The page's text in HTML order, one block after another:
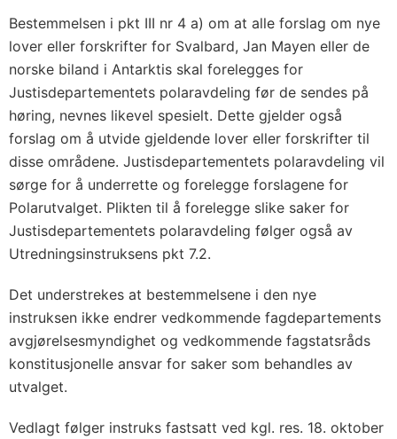
Bestemmelsen i pkt III nr 4 a) om at alle forslag om nye
lover eller forskrifter for Svalbard, Jan Mayen eller de
norske biland i Antarktis skal forelegges for
Justisdepartementets polaravdeling før de sendes på
høring, nevnes likevel spesielt. Dette gjelder også
forslag om å utvide gjeldende lover eller forskrifter til
disse områdene. Justisdepartementets polaravdeling vil
sørge for å underrette og forelegge forslagene for
Polarutvalget. Plikten til å forelegge slike saker for
Justisdepartementets polaravdeling følger også av
Utredningsinstruksens pkt 7.2.
Det understrekes at bestemmelsene i den nye
instruksen ikke endrer vedkommende fagdepartements
avgjørelsesmyndighet og vedkommende fagstatsråds
konstitusjonelle ansvar for saker som behandles av
utvalget.
Vedlagt følger instruks fastsatt ved kgl. res. 18. oktober